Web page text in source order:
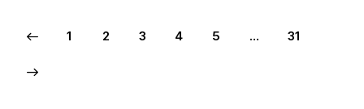
1 2 3 4 5 … 31